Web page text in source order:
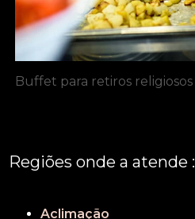
Buffet para retiros religiosos
Regiões onde a atende :
Aclimação